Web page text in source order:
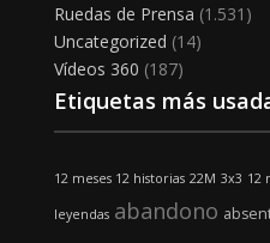
Ruedas de Prensa (1.531)
Uncategorized (14)
Vídeos 360 (187)
Etiquetas más
12 meses 12 historias 22M 3x3 12
leyendas abandono